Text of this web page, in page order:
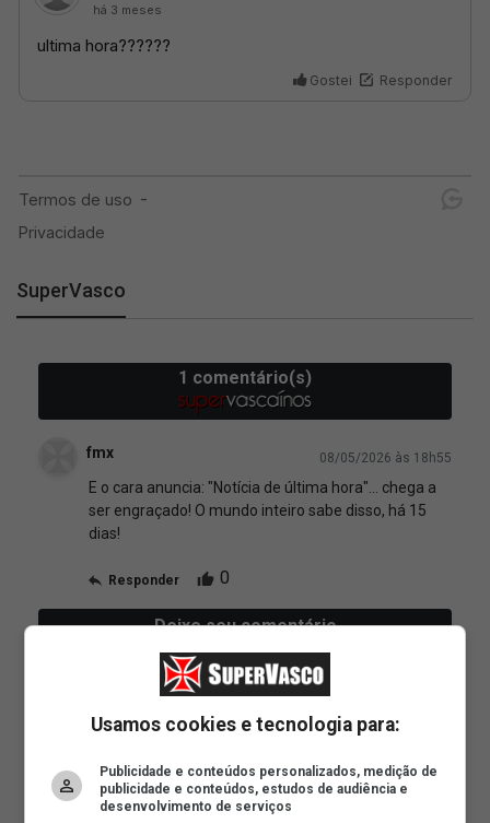
SuperVasco
Usamos cookies e tecnologia para:
Publicidade e conteúdos personalizados, medição de
publicidade e conteúdos, estudos de audiência e
desenvolvimento de serviços